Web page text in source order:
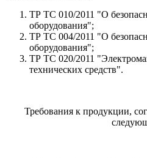
ТР ТС 010/2011 "О
оборудования";
ТР ТС 004/2011 "О
оборудования";
ТР ТС 020/2011
технических средств".
Требования к продукции,